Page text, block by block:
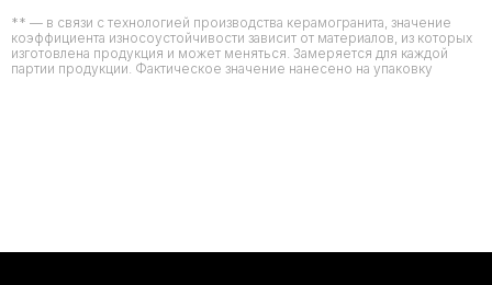
** — в связи с технологией производства керамогранита, значение
коэффициента износоустойчивости зависит от материалов, из которых
изготовлена продукция и может меняться. Замеряется для каждой
партии продукции. Фактическое значение нанесено на упаковку